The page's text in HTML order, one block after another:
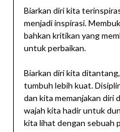
Biarkan diri kita
menjadi inspirasi.
bahkan kritikan yang
untuk perbaikan.
Biarkan diri kita
tumbuh lebih kuat.
dan kita memanjakan diri
wajah kita hadir untuk
kita lihat dengan sebuah